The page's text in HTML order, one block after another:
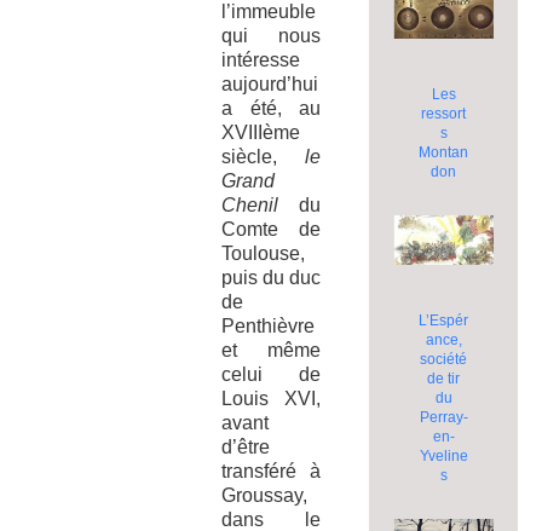
l’immeuble
qui nous
intéresse
aujourd’hui
a été, au
XVIIIème
siècle,le
Grand
Chenildu
Comte de
Toulouse,
puis du duc
de
Penthièvre
et même
celui de
Louis XVI,
avant
d’être
transféré à
Groussay,
dans le
Les
ressort
s
Montan
don
L’Espér
ance,
société
de tir
du
Perray-
en-
Yveline
s